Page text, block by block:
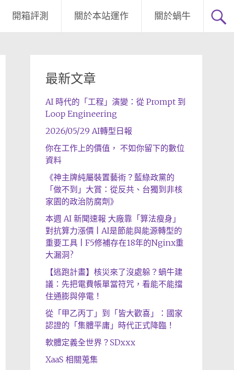
開箱評測 關於本站運作 關於蝸牛
最新文章
AI 時代的「工程」演變：從 Prompt 到
Loop Engineering
2026/05/29 AI轉型日報
你在工作上的價值， 不如你留下的數位
資料
《神主牌純屬裝置藝術？藍綠政黨的
「做不到」大賞：從反共、台獨到非核
家園的政治防腐劑》
本週 AI 新聞速報 大廠靠「算法瘦身」
對抗算力漲價 | AI是節能與能源轉型的
重要工具 | F5修補存在18年的Nginx重
大漏洞?
【逃跑計畫】核災來了沒處躲？蝸牛建
議：先把電費帳單當符咒，看能不能擋
住通膨與停電！
從「甲乙丙丁」到「皆大歡喜」：國家
認證的「集體平庸」時代正式降臨！
軟體定義全世界？SDxxx
XaaS 相關蒐集